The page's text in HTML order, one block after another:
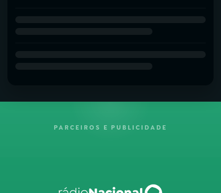
PARCEIROS E PUBLICIDADE